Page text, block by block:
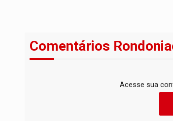
Comentários
Acesse sua